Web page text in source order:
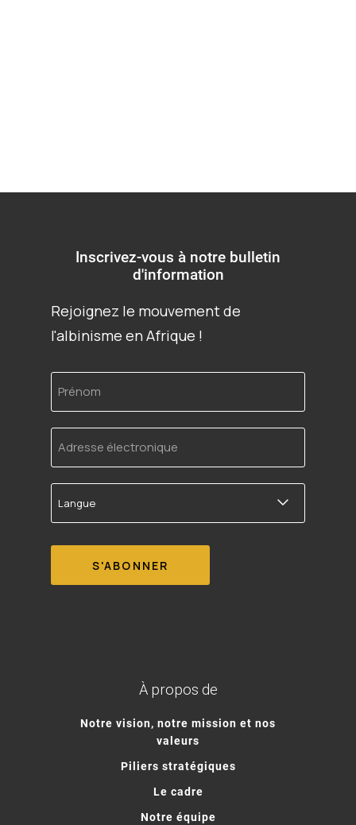
Inscrivez-vous à notre bulletin
d'information
Rejoignez le mouvement de
l'albinisme en Afrique !
Prénom
Adresse
électronique
Langue
À propos de
Notre vision, notre mission et nos
valeurs
Piliers stratégiques
Le cadre
Notre équipe